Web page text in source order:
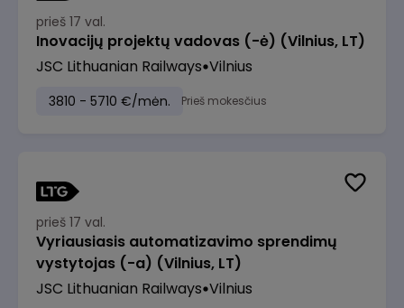
prieš 17 val.
Inovacijų projektų vadovas (-ė) (Vilnius, LT)
JSC Lithuanian Railways Vilnius
3810 - 5710 €/mėn. Prieš mokesčius
prieš 17 val.
Vyriausiasis automatizavimo sprendimų
vystytojas (-a) (Vilnius, LT)
JSC Lithuanian Railways Vilnius